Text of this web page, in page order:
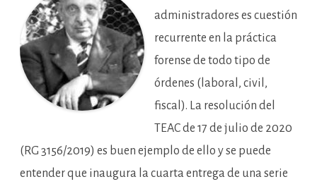
la
retribución
los
(Reflexiones
a
propósito
de
la
resolución
TEAC
17
de
julio
de
administradores es cuestión
recurrente en la práctica
forense de todo tipo de
órdenes (laboral, civil,
fiscal). La resolución del
TEAC de 17 de julio de 2020
(RG 3156/2019) es buen ejemplo de ello y se puede
entender que inaugura la cuarta entrega de una serie